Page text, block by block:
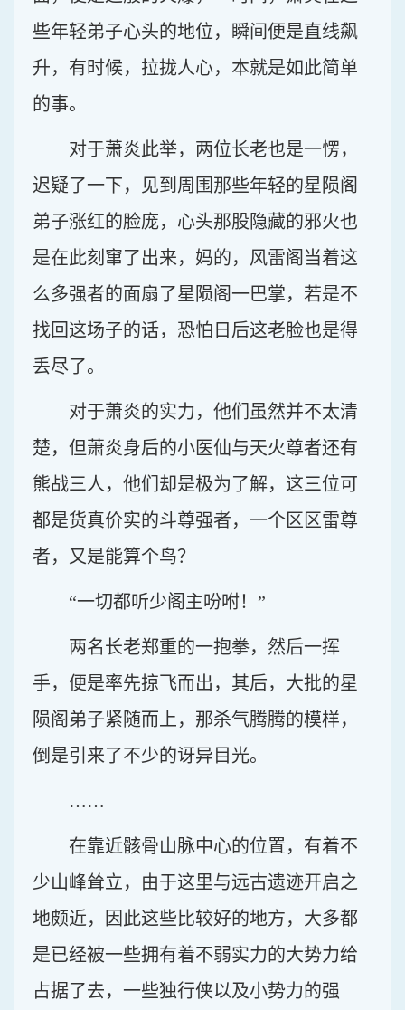
些年轻弟子心头的地位，瞬间便是直线飙
升，有时候，拉拢人心，本就是如此简单
的事。
对于萧炎此举，两位长老也是一愣，
迟疑了一下，见到周围那些年轻的星陨阁
弟子涨红的脸庞，心头那股隐藏的邪火也
是在此刻窜了出来，妈的，风雷阁当着这
么多强者的面扇了星陨阁一巴掌，若是不
找回这场子的话，恐怕日后这老脸也是得
丢尽了。
对于萧炎的实力，他们虽然并不太清
楚，但萧炎身后的小医仙与天火尊者还有
熊战三人，他们却是极为了解，这三位可
都是货真价实的斗尊强者，一个区区雷尊
者，又是能算个鸟？
“一切都听少阁主吩咐！”
两名长老郑重的一抱拳，然后一挥
手，便是率先掠飞而出，其后，大批的星
陨阁弟子紧随而上，那杀气腾腾的模样，
倒是引来了不少的讶异目光。
……
在靠近骸骨山脉中心的位置，有着不
少山峰耸立，由于这里与远古遗迹开启之
地颇近，因此这些比较好的地方，大多都
是已经被一些拥有着不弱实力的大势力给
占据了去，一些独行侠以及小势力的强